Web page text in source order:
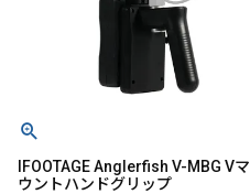
IFOOTAGE Anglerfish V-MBG Vマ
ウントハンドグリップ